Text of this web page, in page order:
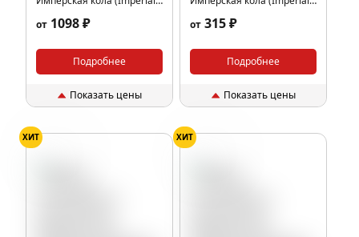
от 1098 ₽
Подробнее
Показать цены
от 315 ₽
Подробнее
Показать цены
ХИТ
ХИТ